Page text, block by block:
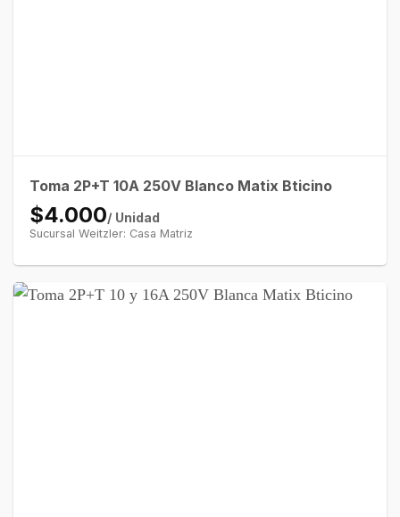
Toma 2P+T 10A 250V Blanco Matix Bticino
$4.000/ Unidad
Sucursal Weitzler: Casa Matriz